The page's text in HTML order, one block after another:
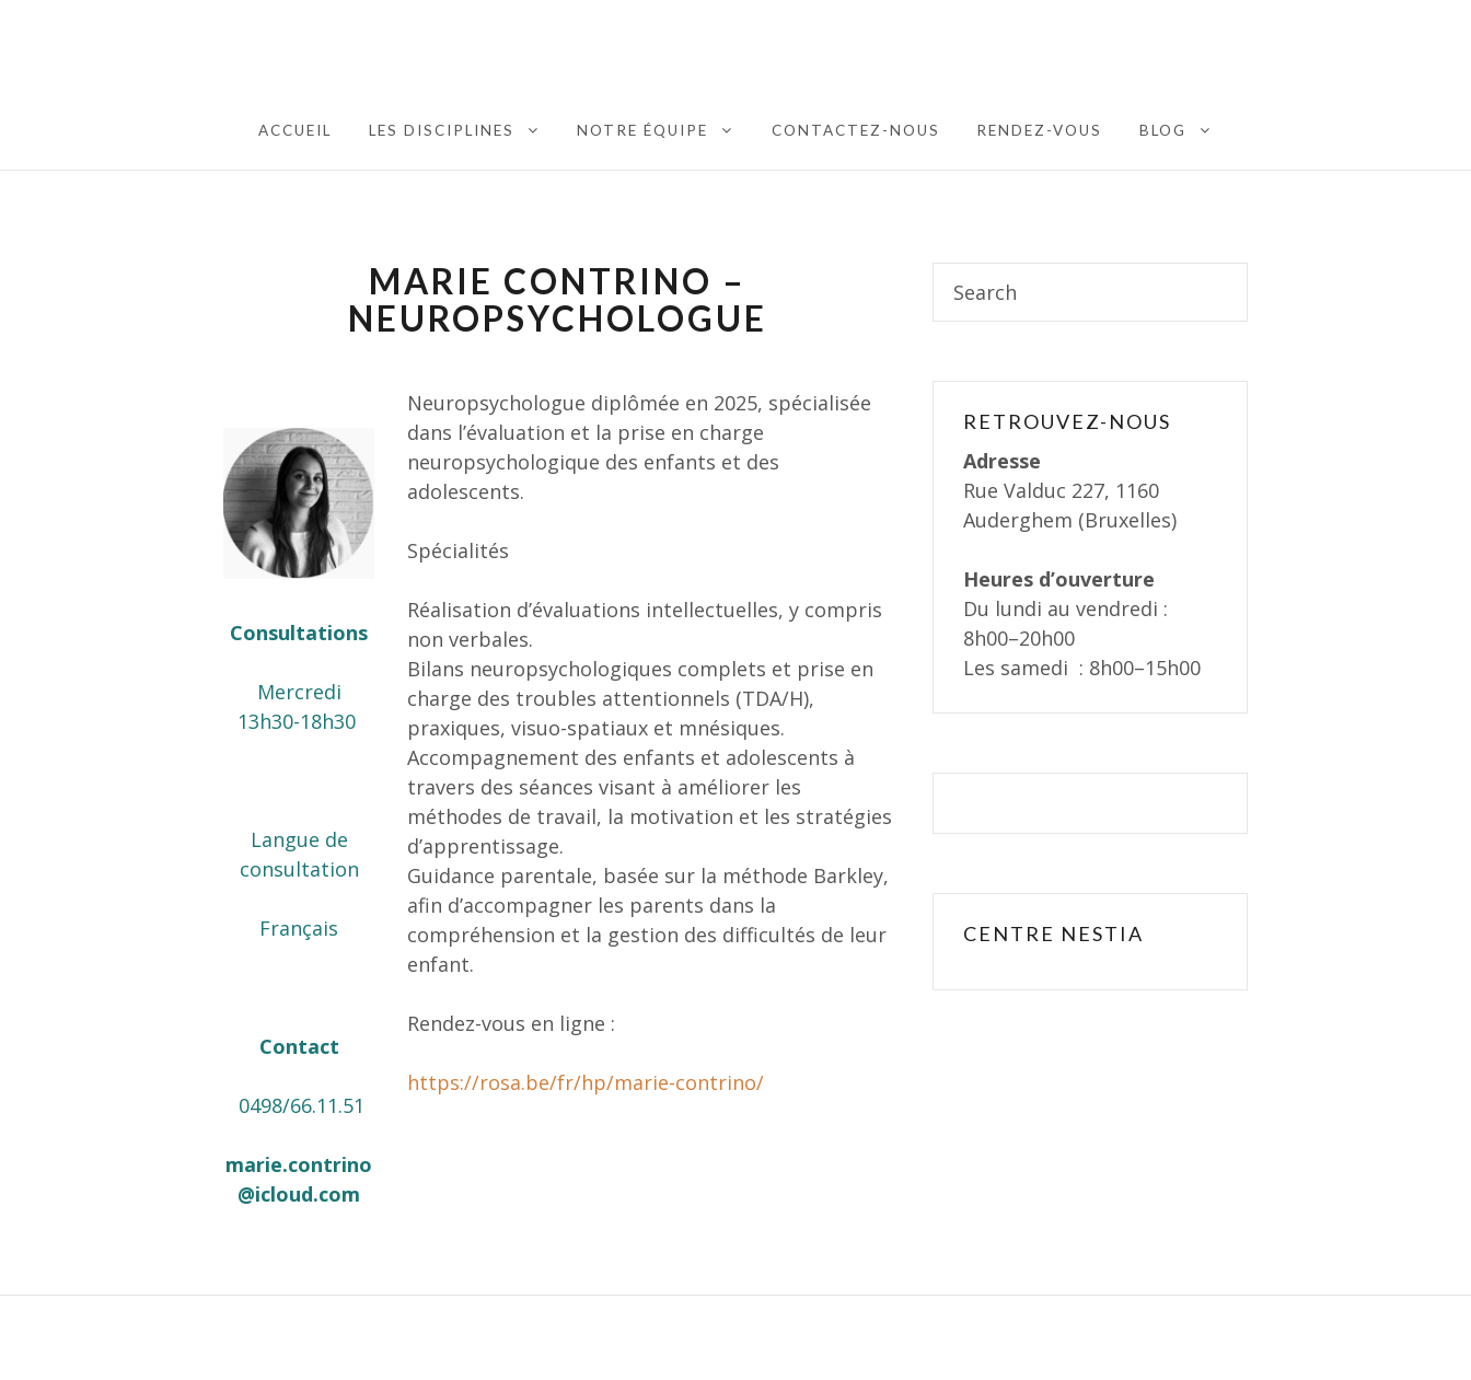
ACCUEIL LES DISCIPLINES EXPAND CHILD MENU
NOTRE ÉQUIPE EXPAND CHILD MENU
CONTACTEZ-NOUS RENDEZ-VOUS BLOG EXPAND CHILD MENU
MARIE CONTRINO –
NEUROPSYCHOLOGUE
Consultations
Mercredi
13h30-18h30
Langue de
consultation
Français
Contact
0498/66.11.51
marie.contrino
@icloud.com
Neuropsychologue diplômée en 2025, spécialisée
dans l’évaluation et la prise en charge
neuropsychologique des enfants et des
adolescents.
Spécialités
Réalisation d’évaluations intellectuelles, y compris
non verbales.
Bilans neuropsychologiques complets et prise en
charge des troubles attentionnels (TDA/H),
praxiques, visuo-spatiaux et mnésiques.
Accompagnement des enfants et adolescents à
travers des séances visant à améliorer les
méthodes de travail, la motivation et les stratégies
d’apprentissage.
Guidance parentale, basée sur la méthode Barkley,
afin d’accompagner les parents dans la
compréhension et la gestion des difficultés de leur
enfant.
Rendez-vous en ligne :
https://rosa.be/fr/hp/marie-contrino/
for:
RETROUVEZ-NOUS
Adresse
Rue Valduc 227, 1160
Auderghem (Bruxelles)
Heures d’ouverture
Du lundi au vendredi :
8h00–20h00
Les samedi : 8h00–15h00
CENTRE NESTIA